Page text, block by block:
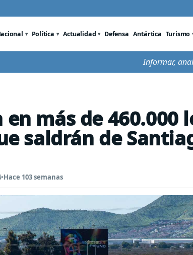
Política Actualidad Defensa Antártica Turismo
Informar,
más de 460.000
saldrán de
•Hace 103 semanas